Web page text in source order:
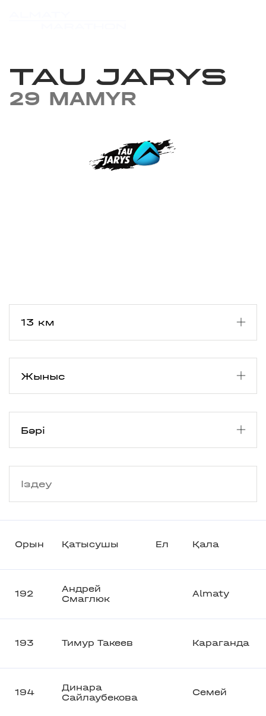
TAU JARYS
29 MAMYR
Орын Қатысушы Ел Қала
192
Андрей
Смаглюк
Almaty
193 Тимур Такеев Караганда
194
Динара
Сайлаубекова
Семей